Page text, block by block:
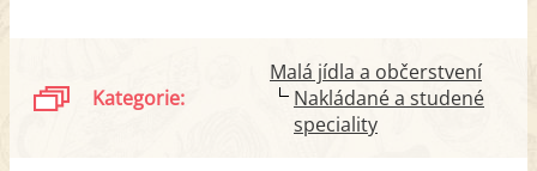
Kategorie:
Malá jídla a občerstvení
Nakládané a studené
speciality